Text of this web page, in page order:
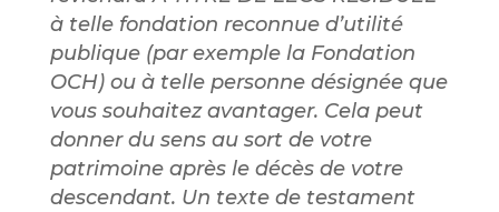
à telle fondation reconnue d’utilité
publique (par exemple la Fondation
OCH) ou à telle personne désignée que
vous souhaitez avantager. Cela peut
donner du sens au sort de votre
patrimoine après le décès de votre
descendant. Un texte de testament